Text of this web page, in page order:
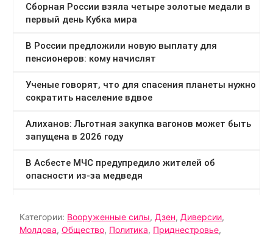
Категории: Вооруженные силы, Дзен, Диверсии,
Молдова, Общество, Политика, Приднестровье,